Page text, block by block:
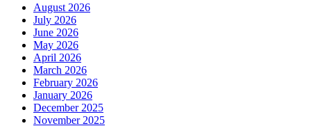
August 2026
July 2026
June 2026
May 2026
April 2026
March 2026
February 2026
January 2026
December 2025
November 2025